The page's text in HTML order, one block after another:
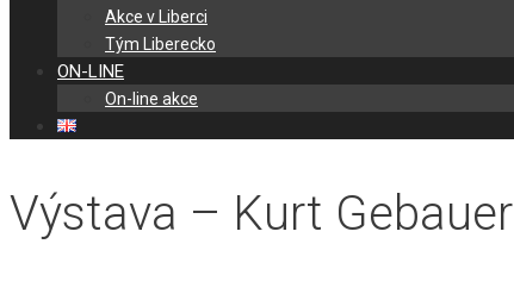
Akce v Liberci
Tým Liberecko
ON-LINE
On-line akce
Výstava – Kurt Gebauer